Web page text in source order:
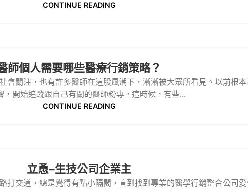
CONTINUE READING
師個人需要哪些醫療行銷策略？
會關注，也有許多醫師在這股風潮下，漸漸被大眾所看見。以前根
，開始追蹤跟自己有關的醫師粉專。這時候，有些...
CONTINUE READING
立恿–生技公司企業主
打交道，總是覺得有點小隔閡，直到找到專業的醫學行銷整合公司